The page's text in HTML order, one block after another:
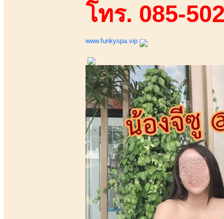
โทร. 085-
www.funkyspa.vip